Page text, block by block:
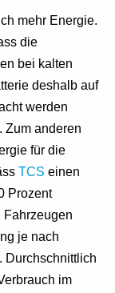
mehr Energie.
die
bei kalten
deshalb auf
werden
Zum anderen
für die
TCS einen
Prozent
Fahrzeugen
je nach
Durchschnittlich
im